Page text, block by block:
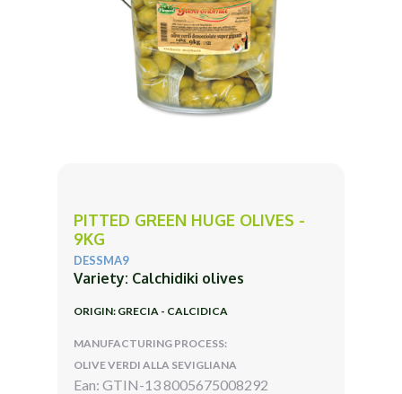
PITTED GREEN HUGE OLIVES -
9KG
DESSMA9
Variety: Calchidiki olives
ORIGIN: GRECIA - CALCIDICA
MANUFACTURING PROCESS:
OLIVE VERDI ALLA SEVIGLIANA
Ean: GTIN-13 8005675008292